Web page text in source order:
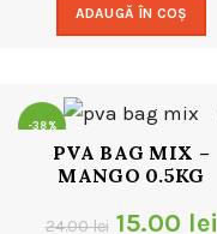
fost:
ADAUGĂ ÎN COȘ
-38%
PVA BAG MIX –
MANGO 0.5KG
24.00lei Prețul
15.00 lei